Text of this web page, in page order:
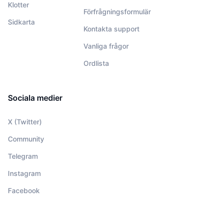
Klotter
Sidkarta
Förfrågningsformulär
Kontakta support
Vanliga frågor
Ordlista
Sociala medier
X (Twitter)
Community
Telegram
Instagram
Facebook